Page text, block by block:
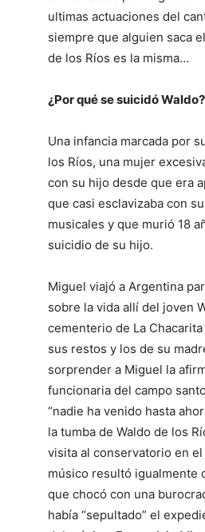
ultimas actuaciones del
siempre que alguien saca
de los Ríos es la misma…
¿Por qué se suicidó Waldo?
Una infancia marcada por
los Ríos, una mujer
con su hijo desde que era
que casi esclavizaba con
musicales y que murió 18
suicidio de su hijo.
Miguel viajó a Argentina
sobre la vida allí del joven
cementerio de La
sus restos y los de su
sorprender a Miguel la
funcionaria del campo
“nadie ha venido hasta
la tumba de Waldo de los
visita al conservatorio en
músico resultó igualmente
que chocó con una
había “sepultado” el